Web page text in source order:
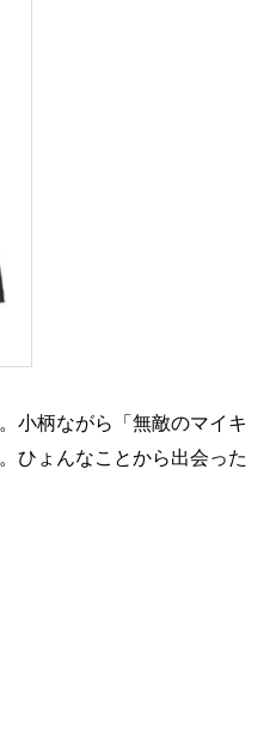
小柄ながら「無敵のマイキ
ひょんなことから出会った